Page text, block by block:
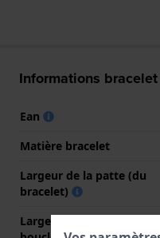
Informations bracelet
Ean
Matière bracelet
Largeur de la patte (du
bracelet)
Largeur de bande à la